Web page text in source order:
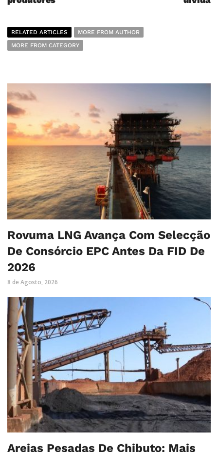
RELATED ARTICLES
MORE FROM AUTHOR
MORE FROM CATEGORY
Rovuma LNG Avança Com Selecção
De Consórcio EPC Antes Da FID De
2026
8 de Agosto, 2026
Areias Pesadas De Chibuto: Mais